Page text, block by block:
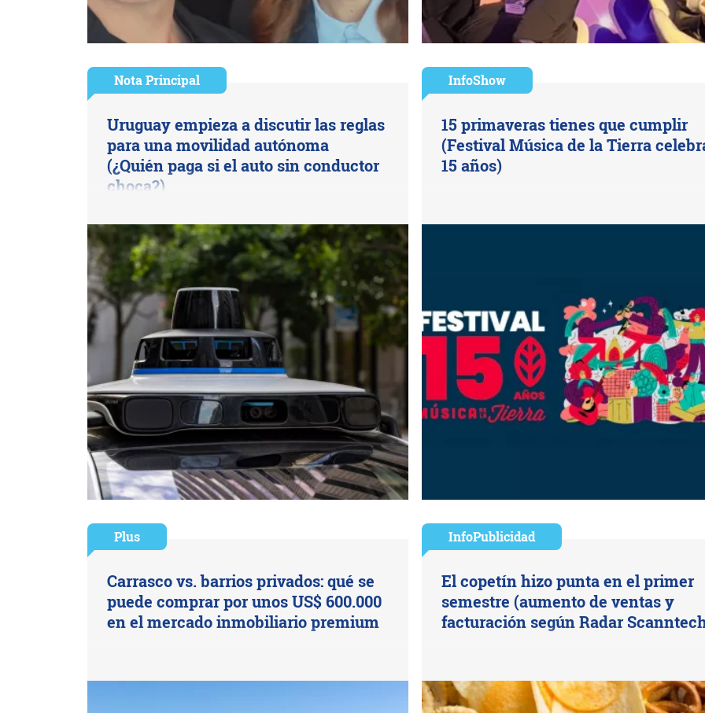
Nota Principal
Uruguay empieza a discutir las reglas
para una movilidad autónoma
(¿Quién paga si el auto sin conductor
choca?)
InfoShow
15 primaveras tienes que cumplir
(Festival Música de la Tierra
15 años)
Plus
Carrasco vs. barrios privados: qué se
puede comprar por unos US$ 600.000
en el mercado inmobiliario premium
InfoPublicidad
El copetín hizo punta en el primer
semestre (aumento de ventas y
facturación según Radar